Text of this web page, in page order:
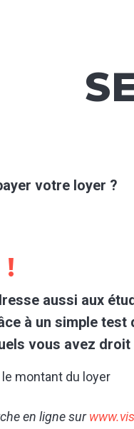
votre loyer ?
aussi aux
à un simple
vous avez droit
montant du loyer
en ligne sur